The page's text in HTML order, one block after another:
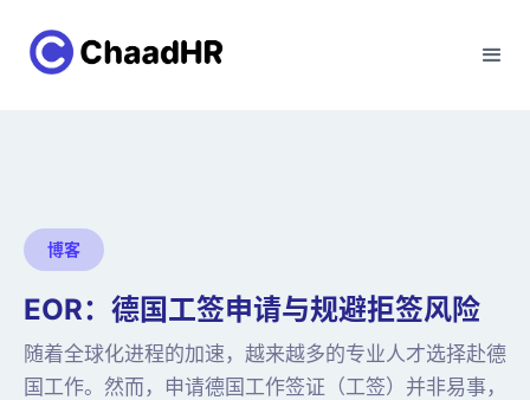
博客
EOR：德国工签申请与规避拒签风险
随着全球化进程的加速，越来越多的专业人才选择赴德
国工作。然而，申请德国工作签证（工签）并非易事，